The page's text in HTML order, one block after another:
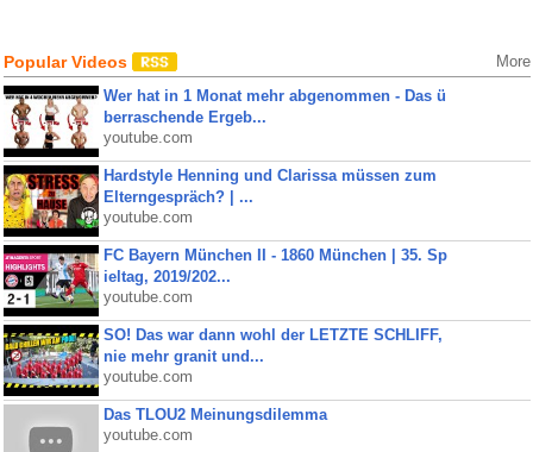
Popular Videos More
Wer hat in 1 Monat mehr abgenommen - Das ü
berraschende Ergeb...
youtube.com
Hardstyle Henning und Clarissa müssen zum
Elterngespräch? | ...
youtube.com
FC Bayern München II - 1860 München | 35. Sp
ieltag, 2019/202...
youtube.com
SO! Das war dann wohl der LETZTE SCHLIFF,
nie mehr granit und...
youtube.com
Das TLOU2 Meinungsdilemma
youtube.com